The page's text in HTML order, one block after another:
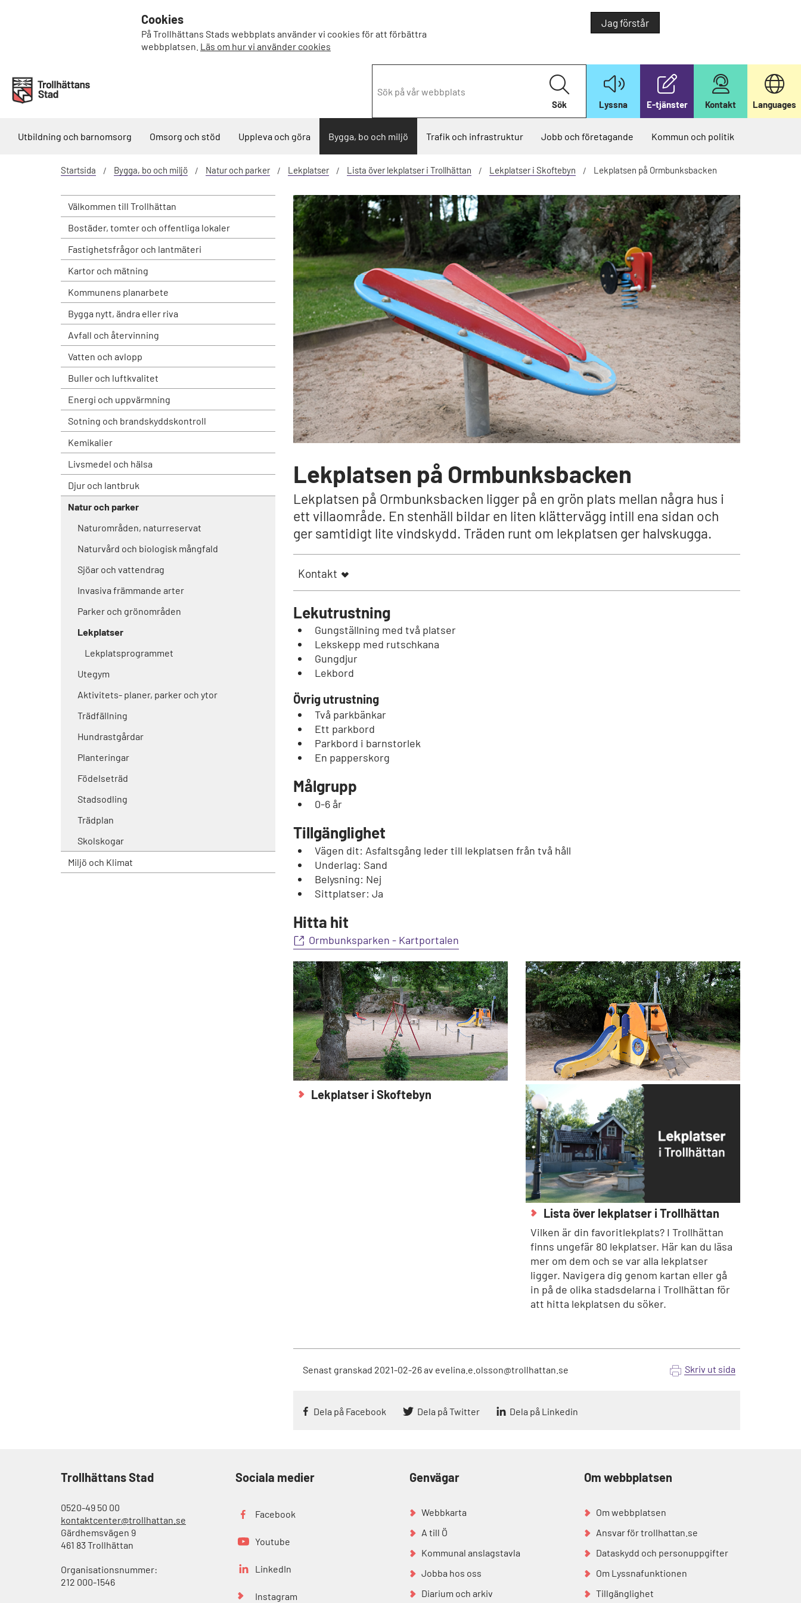
Cookies
På Trollhättans Stads webbplats använder vi cookies för att förbättra
webbplatsen. Läs om hur vi använder cookies
Jag förstår
å
e
b
p
l
a
t
s
Sök Lyssna E-tjänster Kontakt Languages
Utbildning och barnomsorg Omsorg och stöd Uppleva och göra Bygga, bo och miljö Trafik och infrastruktur Jobb och företagande Kommun och politik
Startsida Bygga, bo och miljö Natur och parker Lekplatser Lista över lekplatser i Trollhättan Lekplatser i Skoftebyn Lekplatsen på Ormbunksbacken
Välkommen till Trollhättan
Bostäder, tomter och offentliga lokaler
Fastighetsfrågor och lantmäteri
Kartor och mätning
Kommunens planarbete
Bygga nytt, ändra eller riva
Avfall och återvinning
Vatten och avlopp
Buller och luftkvalitet
Energi och uppvärmning
Sotning och brandskyddskontroll
Kemikalier
Livsmedel och hälsa
Djur och lantbruk
Natur och parker
Naturområden, naturreservat
Naturvård och biologisk mångfald
Sjöar och vattendrag
Invasiva främmande arter
Parker och grönområden
Lekplatser
Lekplatsprogrammet
Utegym
Aktivitets- planer, parker och ytor
Trädfällning
Hundrastgårdar
Planteringar
Födelseträd
Stadsodling
Trädplan
Skolskogar
Miljö och Klimat
Lekplatsen på Ormbunksbacken
Lekplatsen på Ormbunksbacken ligger på en grön plats mellan några hus i
ett villaområde. En stenhäll bildar en liten klättervägg intill ena sidan och
ger samtidigt lite vindskydd. Träden runt om lekplatsen ger halvskugga.
Kontakt
Lekutrustning
Gungställning med två platser
Lekskepp med rutschkana
Gungdjur
Lekbord
Övrig utrustning
Två parkbänkar
Ett parkbord
Parkbord i barnstorlek
En papperskorg
Målgrupp
0-6 år
Tillgänglighet
Vägen dit: Asfaltsgång leder till lekplatsen från två håll
Underlag: Sand
Belysning: Nej
Sittplatser: Ja
Hitta hit
Ormbunksparken - Kartportalen
Lekplatser i Skoftebyn
Lista över lekplatser i Trollhättan
Vilken är din favoritlekplats? I Trollhättan
finns ungefär 80 lekplatser. Här kan du läsa
mer om dem och se var alla lekplatser
ligger. Navigera dig genom kartan eller gå
in på de olika stadsdelarna i Trollhättan för
att hitta lekplatsen du söker.
Senast granskad 2021-02-26av evelina.e.olsson@trollhattan.se Skriv ut sida
Dela på Facebook Dela på Twitter Dela på Linkedin
Trollhättans Stad
0520-49 50 00
kontaktcenter@trollhattan.se
Gärdhemsvägen 9
461 83 Trollhättan
Organisationsnummer:
212 000-1546
Sociala medier
Facebook
Youtube
LinkedIn
Instagram
Genvägar
Webbkarta
A till Ö
Kommunal anslagstavla
Jobba hos oss
Diarium och arkiv
Om webbplatsen
Om webbplatsen
Ansvar för trollhattan.se
Dataskydd och personuppgifter
Om Lyssnafunktionen
Tillgänglighet